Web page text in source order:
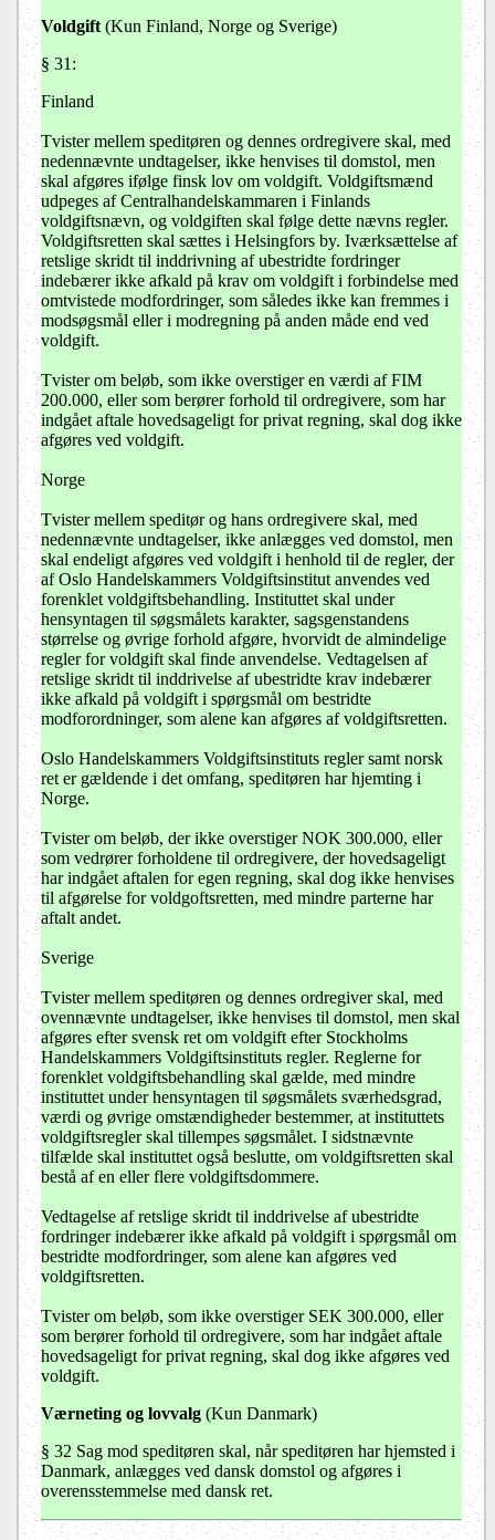
Voldgift (Kun Finland, Norge og Sverige)
§ 31:
Finland
Tvister mellem speditøren og dennes ordregivere skal, med
nedennævnte undtagelser, ikke henvises til domstol, men
skal afgøres ifølge finsk lov om voldgift. Voldgiftsmænd
udpeges af Centralhandelskammaren i Finlands
voldgiftsnævn, og voldgiften skal følge dette nævns regler.
Voldgiftsretten skal sættes i Helsingfors by. Iværksættelse af
retslige skridt til inddrivning af ubestridte fordringer
indebærer ikke afkald på krav om voldgift i forbindelse med
omtvistede modfordringer, som således ikke kan fremmes i
modsøgsmål eller i modregning på anden måde end ved
voldgift.
Tvister om beløb, som ikke overstiger en værdi af FIM
200.000, eller som berører forhold til ordregivere, som har
indgået aftale hovedsageligt for privat regning, skal dog ikke
afgøres ved voldgift.
Norge
Tvister mellem speditør og hans ordregivere skal, med
nedennævnte undtagelser, ikke anlægges ved domstol, men
skal endeligt afgøres ved voldgift i henhold til de regler, der
af Oslo Handelskammers Voldgiftsinstitut anvendes ved
forenklet voldgiftsbehandling. Instituttet skal under
hensyntagen til søgsmålets karakter, sagsgenstandens
størrelse og øvrige forhold afgøre, hvorvidt de almindelige
regler for voldgift skal finde anvendelse. Vedtagelsen af
retslige skridt til inddrivelse af ubestridte krav indebærer
ikke afkald på voldgift i spørgsmål om bestridte
modforordninger, som alene kan afgøres af voldgiftsretten.
Oslo Handelskammers Voldgiftsinstituts regler samt norsk
ret er gældende i det omfang, speditøren har hjemting i
Norge.
Tvister om beløb, der ikke overstiger NOK 300.000, eller
som vedrører forholdene til ordregivere, der hovedsageligt
har indgået aftalen for egen regning, skal dog ikke henvises
til afgørelse for voldgoftsretten, med mindre parterne har
aftalt andet.
Sverige
Tvister mellem speditøren og dennes ordregiver skal, med
ovennævnte undtagelser, ikke henvises til domstol, men skal
afgøres efter svensk ret om voldgift efter Stockholms
Handelskammers Voldgiftsinstituts regler. Reglerne for
forenklet voldgiftsbehandling skal gælde, med mindre
instituttet under hensyntagen til søgsmålets sværhedsgrad,
værdi og øvrige omstændigheder bestemmer, at instituttets
voldgiftsregler skal tillempes søgsmålet. I sidstnævnte
tilfælde skal instituttet også beslutte, om voldgiftsretten skal
bestå af en eller flere voldgiftsdommere.
Vedtagelse af retslige skridt til inddrivelse af ubestridte
fordringer indebærer ikke afkald på voldgift i spørgsmål om
bestridte modfordringer, som alene kan afgøres ved
voldgiftsretten.
Tvister om beløb, som ikke overstiger SEK 300.000, eller
som berører forhold til ordregivere, som har indgået aftale
hovedsageligt for privat regning, skal dog ikke afgøres ved
voldgift.
Værneting og lovvalg (Kun Danmark)
§ 32 Sag mod speditøren skal, når speditøren har hjemsted i
Danmark, anlægges ved dansk domstol og afgøres i
overensstemmelse med dansk ret.